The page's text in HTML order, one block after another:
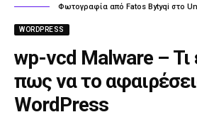
Φωτογραφία από Fatos Bytyqi στο
WORDPRESS
wp-vcd Malware – Τι
πως να το
WordPress